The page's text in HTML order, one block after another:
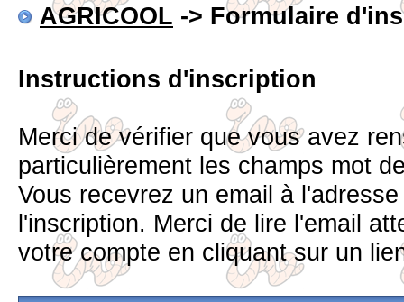
AGRICOOL -> Formulaire
Instructions d'inscription
Merci de vérifier que vous avez
particulièrement les champs mot
Vous recevrez un email à
l'inscription. Merci de lire l'email
votre compte en cliquant sur un